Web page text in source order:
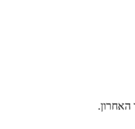
האחרון.